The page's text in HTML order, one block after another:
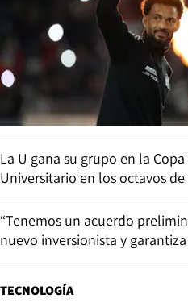
La U gana su grupo en la
Universitario en los octavos
“Tenemos un acuerdo
nuevo inversionista y
TECNOLOGÍA